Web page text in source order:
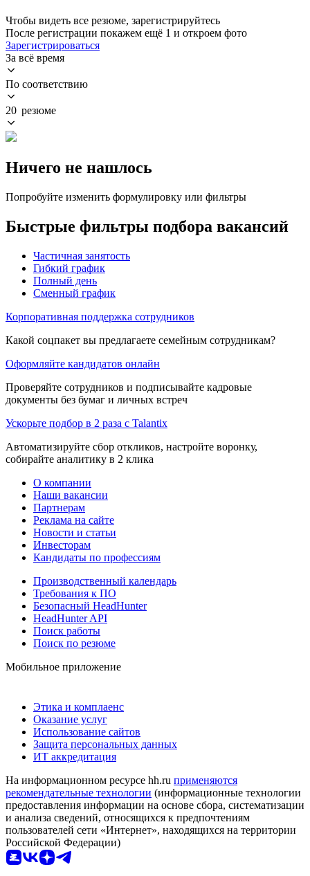
Чтобы видеть все резюме, зарегистрируйтесь
После регистрации покажем ещё 1 и откроем фото
Зарегистрироваться
За всё время
По соответствию
20 резюме
Ничего не нашлось
Попробуйте изменить формулировку или фильтры
Быстрые фильтры подбора вакансий
Частичная занятость
Гибкий график
Полный день
Сменный график
Корпоративная поддержка сотрудников
Какой соцпакет вы предлагаете семейным сотрудникам?
Оформляйте кандидатов онлайн
Проверяйте сотрудников и подписывайте кадровые
документы без бумаг и личных встреч
Ускорьте подбор в 2 раза с Talantix
Автоматизируйте сбор откликов, настройте воронку,
собирайте аналитику в 2 клика
О компании
Наши вакансии
Партнерам
Реклама на сайте
Новости и статьи
Инвесторам
Кандидаты по профессиям
Производственный календарь
Требования к ПО
Безопасный HeadHunter
HeadHunter API
Поиск работы
Поиск по резюме
Мобильное приложение
Этика и комплаенс
Оказание услуг
Использование сайтов
Защита персональных данных
ИТ аккредитация
На информационном ресурсе hh.ru применяются
рекомендательные технологии (информационные технологии
предоставления информации на основе сбора, систематизации
и анализа сведений, относящихся к предпочтениям
пользователей сети «Интернет», находящихся на территории
Российской Федерации)